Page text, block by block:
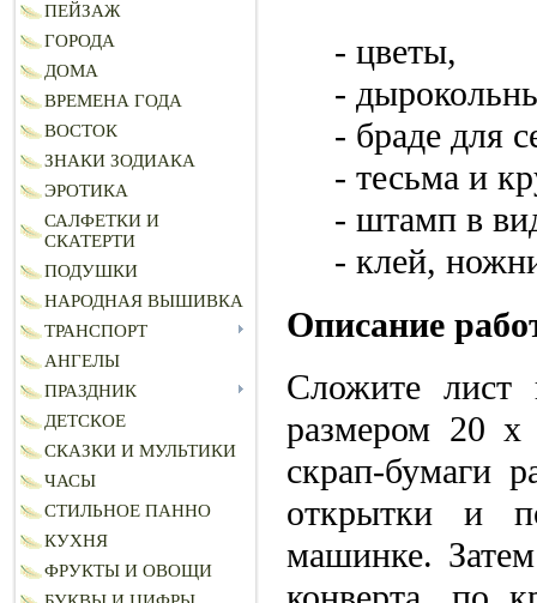
ПЕЙЗАЖ
ГОРОДА
ДОМА
ВРЕМЕНА ГОДА
ВОСТОК
ЗНАКИ ЗОДИАКА
ЭРОТИКА
САЛФЕТКИ И
СКАТЕРТИ
ПОДУШКИ
НАРОДНАЯ ВЫШИВКА
ТРАНСПОРТ
АНГЕЛЫ
ПРАЗДНИК
ДЕТСКОЕ
СКАЗКИ И МУЛЬТИКИ
ЧАСЫ
СТИЛЬНОЕ ПАННО
КУХНЯ
ФРУКТЫ И ОВОЩИ
- цветы,
-
- браде для
- тесьма и
- штамп в
- клей,
Описание
Сложите лист
размером 20 х
скрап-бумаги
открытки и
машинке.